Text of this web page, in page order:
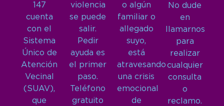
147
cuenta
con el
Sistema
Único de
Atención
Vecinal
(SUAV),
que
violencia
se puede
salir.
Pedir
ayuda es
el primer
paso.
Teléfono
gratuito
o algún
familiar o
allegado
suyo,
está
atravesando
una crisis
emocional
de
No dude
en
llamarnos
para
realizar
cualquier
consulta
o
reclamo.